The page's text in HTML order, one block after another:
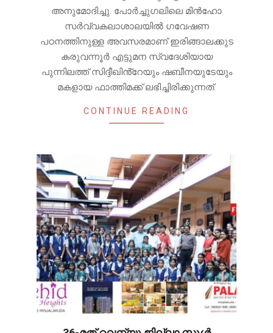
അനുമോദിച്ചു. പോർച്ചുഗലിലെ മിൻഹോ
സർവ്വകലാശാലയിൽ ഗവേഷണ
പഠനത്തിനുള്ള അവസരമാണ് ഇരിങ്ങാലക്കുട
കരുവന്നൂർ എട്ടുമന സ്വദേശിയായ
പുന്നിലത്ത് സിദ്ദീഖിൻ്റേയും ഷബീനയുടേയും
മകളായ ഫാത്തിമക്ക് ലഭിച്ചിരിക്കുന്നത്.
CONTINUE READING